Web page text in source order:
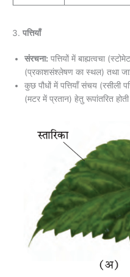
3. पत्तियाँ
संरचना: पत्तियों में बाह्यत्वचा
(प्रकाशसंश्लेषण का स्थल) तथा
कुछ पौधों में पत्तियाँ संचय (रसीली
(मटर में प्रतान) हेतु रूपांतरित